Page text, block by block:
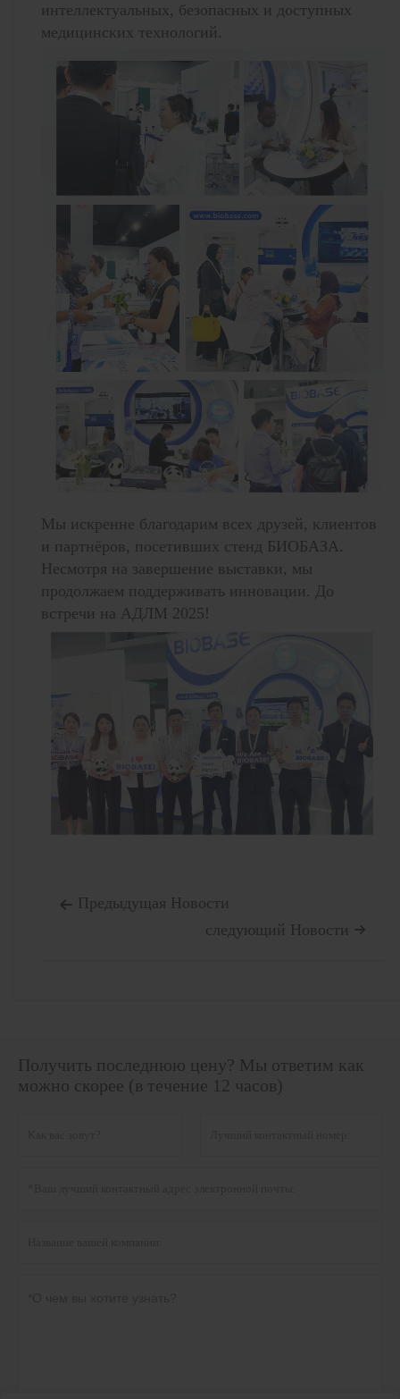
интеллектуальных, безопасных и доступных
медицинских технологий.
Мы искренне благодарим всех друзей, клиентов
и партнёров, посетивших стенд БИОБАЗА.
Несмотря на завершение выставки, мы
продолжаем поддерживать инновации. До
встречи на АДЛМ 2025!
 Предыдущая Hовости

следующий Hовости
Получить последнюю цену? Мы ответим как
можно скорее (в течение 12 часов)